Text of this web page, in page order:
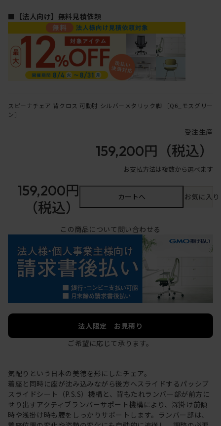
■【法人向け】無料見積依頼
スピーナチェア 背クロス 可動肘 シルバーメタリック脚 ［Q6_モスグリー
ン］
受注生産
159,200円 （税込）
お支払方法は複数から選べます
159,200円
（税込）
カートへ お気に入
この商品について問い合わせる
法人限定 お見積り
ご希望に応じて承ります。
気配りという日本の美徳を形にしたチェア。
着座と同時に座が沈み込みながら後方へスライドするパッシブ
スライドシート（P.S.S）機構と、背もたれランバー部が前方に
せり出すアクティブランバーサポート機構により、深掛け前傾
時や浅掛け時も腰をしっかりサポートします。ランバー部は、